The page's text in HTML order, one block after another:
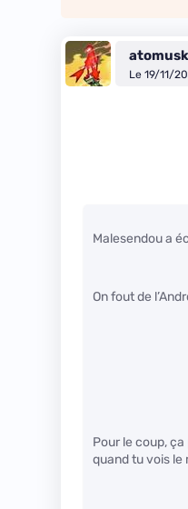
atomusk
Le 19/11/
Malesendou a
On fout de
Pour le coup,
quand tu vois le